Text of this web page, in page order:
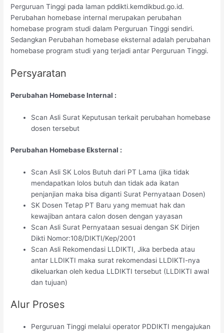
Perguruan Tinggi pada laman pddikti.kemdikbud.go.id.
Perubahan homebase internal merupakan perubahan
homebase program studi dalam Perguruan Tinggi sendiri.
Sedangkan Perubahan homebase eksternal adalah perubahan
homebase program studi yang terjadi antar Perguruan Tinggi.
Persyaratan
Perubahan Homebase Internal :
Scan Asli Surat Keputusan terkait perubahan homebase
dosen tersebut
Perubahan Homebase Eksternal :
Scan Asli SK Lolos Butuh dari PT Lama (jika tidak
mendapatkan lolos butuh dan tidak ada ikatan
penjanjian maka bisa diganti Surat Pernyataan Dosen)
SK Dosen Tetap PT Baru yang memuat hak dan
kewajiban antara calon dosen dengan yayasan
Scan Asli Surat Pernyataan sesuai dengan SK Dirjen
Dikti Nomor:108/DIKTI/Kep/2001
Scan Asli Rekomendasi LLDIKTI, Jika berbeda atau
antar LLDIKTI maka surat rekomendasi LLDIKTI-nya
dikeluarkan oleh kedua LLDIKTI tersebut (LLDIKTI awal
dan tujuan)
Alur Proses
Perguruan Tinggi melalui operator PDDIKTI mengajukan